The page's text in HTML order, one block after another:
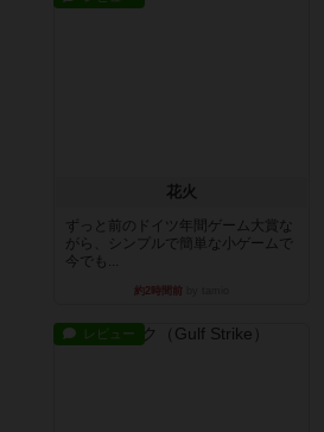
花火
ずっと前のドイツ年間ゲーム大賞な
がら、シンプルで簡単な小ゲームで
今でも...
約2時間前
レビュー